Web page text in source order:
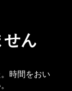
ん
時間をおい